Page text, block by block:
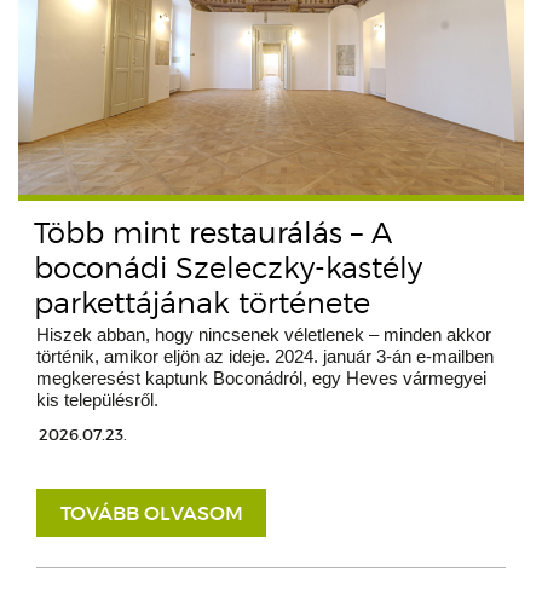
Több mint restaurálás – A
boconádi Szeleczky-kastély
parkettájának története
Hiszek abban, hogy nincsenek véletlenek – minden akkor
történik, amikor eljön az ideje. 2024. január 3-án e-mailben
megkeresést kaptunk Boconádról, egy Heves vármegyei
kis településről.
2026.07.23.
TOVÁBB OLVASOM